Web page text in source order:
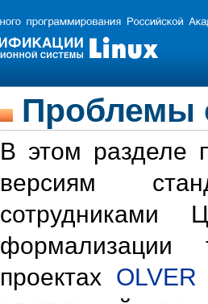
Проблемы
В этом разделе
версиям
формализации
проектах OLVER